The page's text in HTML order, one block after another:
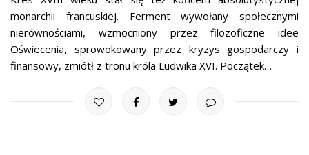
monarchii francuskiej. Ferment wywołany społecznymi
nierównościami, wzmocniony przez filozoficzne idee
Oświecenia, sprowokowany przez kryzys gospodarczy i
finansowy, zmiótł z tronu króla Ludwika XVI. Początek…